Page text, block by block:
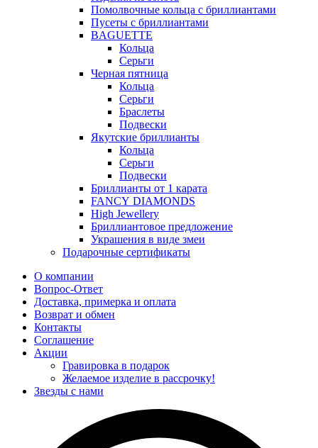
Помолвочные кольца с бриллиантами
Пусеты с бриллиантами
BAGUETTE
Кольца
Серьги
Черная пятница
Кольца
Серьги
Браслеты
Подвески
Якутские бриллианты
Кольца
Серьги
Подвески
Бриллианты от 1 карата
FANCY DIAMONDS
High Jewellery
Бриллиантовое предложение
Украшения в виде змеи
Подарочные сертификаты
О компании
Вопрос-Ответ
Доставка, примерка и оплата
Возврат и обмен
Контакты
Соглашение
Акции
Гравировка в подарок
Желаемое изделие в рассрочку!
Звезды с нами